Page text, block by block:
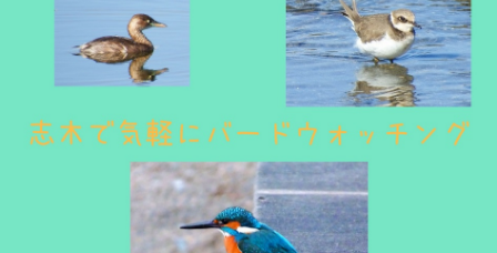
子育て
暮らし
おすすめ
学び・教育
「場」